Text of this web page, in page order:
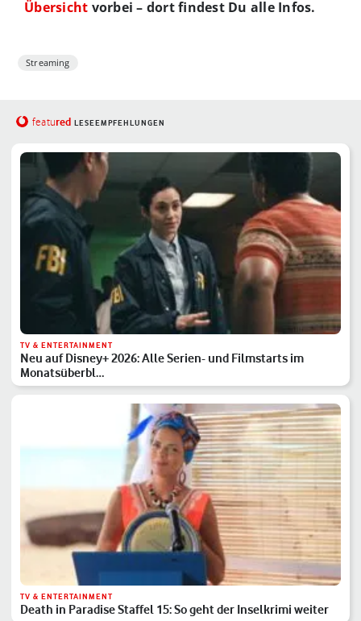
Übersicht vorbei – dort findest Du alle Infos.
Streaming
featured LESEEMPFEHLUNGEN
TV & ENTERTAINMENT
Neu auf Disney+ 2026: Alle Serien- und Filmstarts im
Monatsüberbl…
TV & ENTERTAINMENT
Death in Paradise Staffel 15: So geht der Inselkrimi weiter